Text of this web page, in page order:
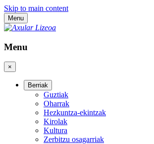
Skip to main content
Menu
Menu
×
Berriak
Guztiak
Oharrak
Hezkuntza-ekintzak
Kirolak
Kultura
Zerbitzu osagarriak